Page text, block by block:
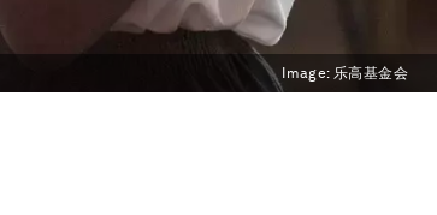
Image: 乐高基金会